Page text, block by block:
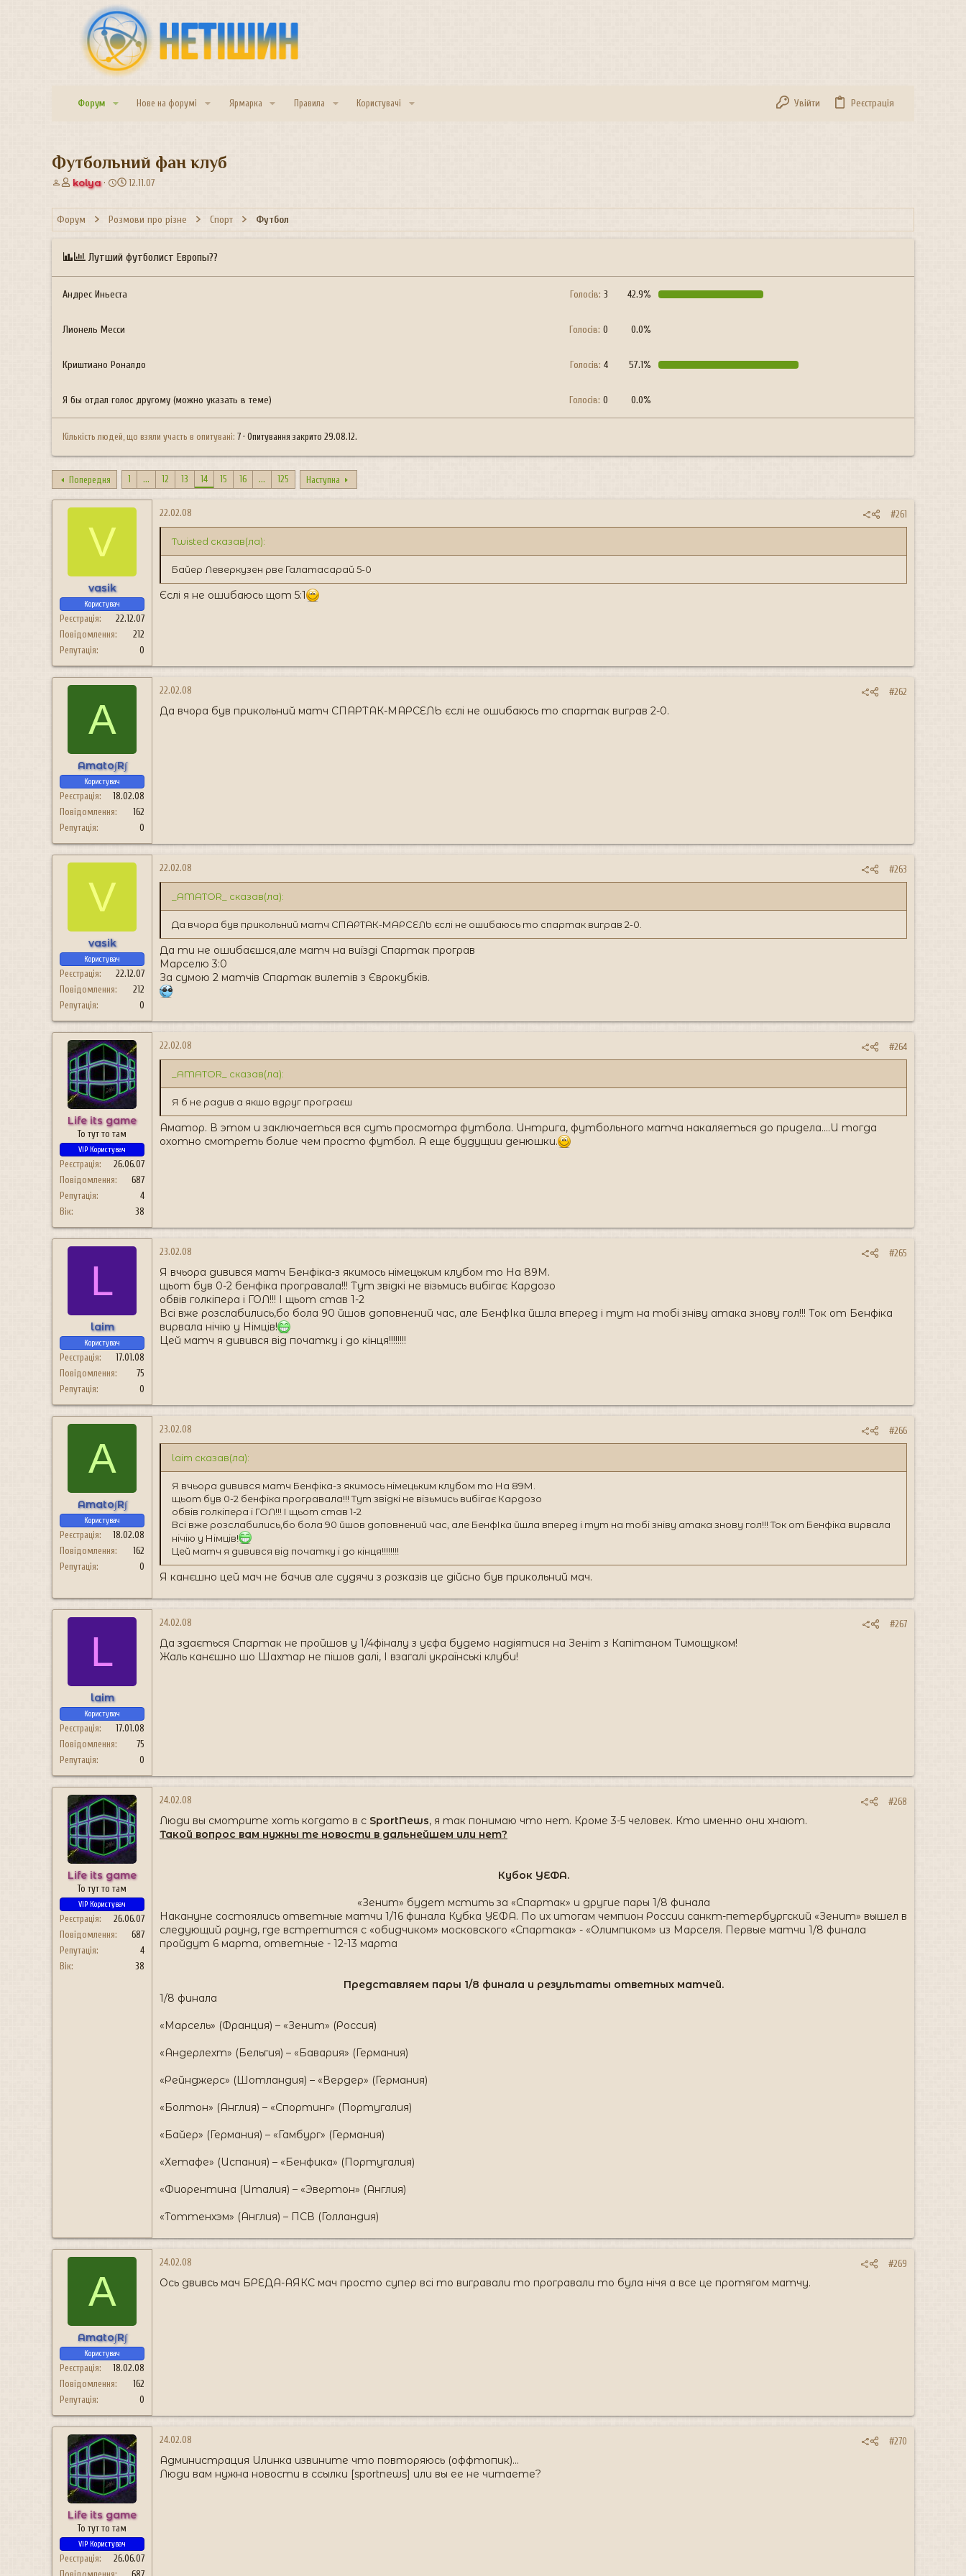
Форум Нове на форумі Ярмарка Правила Користувачі Увійти Реєстрація
Футбольний фан клуб
А
т
о
р
е
kolya
Д
т
а
с
в
12.11.07
Форум Розмови про різне Спорт Футбол
Лутший футболист Европы??
Андрес Иньеста Голосів: 3 42.9%
Лионель Месси Голосів: 0 0.0%
Криштиано Роналдо Голосів: 4 57.1%
Я бы отдал голос другому (можно указать в теме) Голосів: 0 0.0%
Кількість людей, що взяли участь в опитувані 7 Опитування закрито 29.08.12.
Попередня 1 ... 12 13 14 15 16 ... 125 Наступна
V
vasik
Користувач
Реєстрація
22.12.07
Повідомлення
212
Репутація
0
22.02.08 #261
Twisted сказав(ла):
Байер Леверкузен рве Галатасарай 5-0
Єслі я не ошибаюсь щот 5:1
A
Amato∫R∫
Користувач
Реєстрація
18.02.08
Повідомлення
162
Репутація
0
22.02.08 #262
Да вчора був прикольний матч СПАРТАК-МАРСЕЛЬ єслі не ошибаюсь то спартак виграв 2-0.
V
vasik
Користувач
Реєстрація
22.12.07
Повідомлення
212
Репутація
0
22.02.08 #263
_AMATOR_ сказав(ла):
Да вчора був прикольний матч СПАРТАК-МАРСЕЛЬ єслі не ошибаюсь то спартак виграв 2-0.
Да ти не ошибаєшся,але матч на виїзді Спартак програв
Марселю 3:0
За сумою 2 матчів Спартак вилетів з Єврокубків.
Life its game
То тут то там
VIP Користувач
Реєстрація
26.06.07
Повідомлення
687
Репутація
4
Вік
38
22.02.08 #264
_AMATOR_ сказав(ла):
Я б не радив а якшо вдруг програєш
Аматор. В этом и заключаеться вся суть просмотра футбола. Интрига, футбольного матча накаляеться до придела....И тогда
охотно смотреть болие чем просто футбол. А еще будущии денюшки.
L
laim
Користувач
Реєстрація
17.01.08
Повідомлення
75
Репутація
0
23.02.08 #265
Я вчьора дивився матч Бенфіка-з якимось німецьким клубом то На 89М.
щьот був 0-2 бенфіка програвала!!! Тут звідкі не візьмись вибігає Кардозо
обвів голкіпера і ГОЛ!!! І щьот став 1-2
Всі вже розслабились,бо бола 90 йшов доповнений час, але БенфІка йшла вперед і тут на тобі зніву атака знову гол!!! Ток от Бенфіка
вирвала нічію у Німців!
Цей матч я дивився від початку і до кінця!!!!!!!!
A
Amato∫R∫
Користувач
Реєстрація
18.02.08
Повідомлення
162
Репутація
0
23.02.08 #266
laim сказав(ла):
Я вчьора дивився матч Бенфіка-з якимось німецьким клубом то На 89М.
щьот був 0-2 бенфіка програвала!!! Тут звідкі не візьмись вибігає Кардозо
обвів голкіпера і ГОЛ!!! І щьот став 1-2
Всі вже розслабились,бо бола 90 йшов доповнений час, але БенфІка йшла вперед і тут на тобі зніву атака знову гол!!! Ток от Бенфіка вирвала
нічію у Німців!
Цей матч я дивився від початку і до кінця!!!!!!!!
Я канєшно цей мач не бачив але судячи з розказів це дійсно був прикольний мач.
L
laim
Користувач
Реєстрація
17.01.08
Повідомлення
75
Репутація
0
24.02.08 #267
Да здається Спартак не пройшов у 1/4фіналу з уєфа будемо надіятися на Зеніт з Капітаном Тимощуком!
Жаль канєшно шо Шахтар не пішов далі, І взагалі українські клуби!
Life its game
То тут то там
VIP Користувач
Реєстрація
26.06.07
Повідомлення
687
Репутація
4
Вік
38
24.02.08 #268
Люди вы смотрите хоть когдато в с SportNews, я так понимаю что нет. Кроме 3-5 человек. Кто именно они хнают.
Такой вопрос вам нужны те новости в дальнейшем или нет?
Кубок УЕФА.
«Зенит» будет мстить за «Спартак» и другие пары 1/8 финала​
Накануне состоялись ответные матчи 1/16 финала Кубка УЕФА. По их итогам чемпион России санкт-петербургский «Зенит» вышел в
следующий раунд, где встретится с «обидчиком» московского «Спартака» - «Олимпиком» из Марселя. Первые матчи 1/8 финала
пройдут 6 марта, ответные - 12-13 марта
Представляем пары 1/8 финала и результаты ответных матчей.
1/8 финала
«Марсель» (Франция) – «Зенит» (Россия)
«Андерлехт» (Бельгия) – «Бавария» (Германия)
«Рейнджерс» (Шотландия) – «Вердер» (Германия)
«Болтон» (Англия) – «Спортинг» (Португалия)
«Байер» (Германия) – «Гамбург» (Германия)
«Хетафе» (Испания) – «Бенфика» (Португалия)
«Фиорентина (Италия) – «Эвертон» (Англия)
«Тоттенхэм» (Англия) – ПСВ (Голландия)
A
Amato∫R∫
Користувач
Реєстрація
18.02.08
Повідомлення
162
Репутація
0
24.02.08 #269
Ось двивсь мач БРЕДА-АЯКС мач просто супер всі то вигравали то програвали то була нічя а все це протягом матчу.
Life its game
То тут то там
VIP Користувач
Реєстрація
26.06.07
24.02.08 #270
Администрация Илинка извините что повторяюсь (оффтопик)...
Люди вам нужна новости в ссылки [sportnews] или вы ее не читаете?